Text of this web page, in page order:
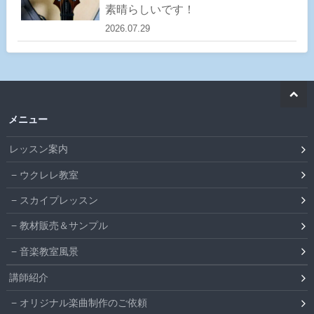
素晴らしいです！
2026.07.29
メニュー
レッスン案内
ウクレレ教室
スカイプレッスン
教材販売＆サンプル
音楽教室風景
講師紹介
オリジナル楽曲制作のご依頼